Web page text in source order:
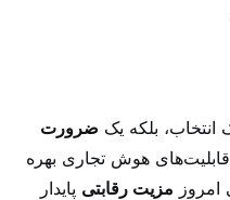
بلکه یک ضرورت
هوش تجاری بهره
امروز مزیت رقابتی پایدار